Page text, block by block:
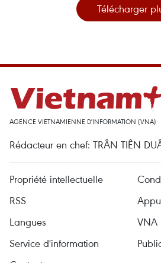
Télécharger
AGENCE VIETNAMIENNE D'INFORMATION (VNA)
Rédacteur en chef: TRÂN TIÊN
Propriété intellectuelle
RSS
Langues
VNA
Service d'information